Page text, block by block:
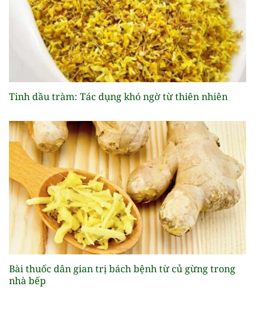
Tinh dầu tràm: Tác dụng khó ngờ từ thiên nhiên
Bài thuốc dân gian trị bách bệnh từ củ gừng trong
nhà bếp